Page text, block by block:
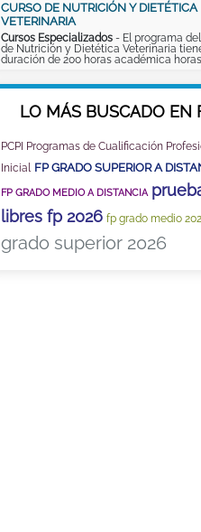
CURSO DE NUTRICIÓN Y DIETÉTICA
VETERINARIA
Cursos Especializados - El programa
de Nutrición y Dietética Veterinaria
duración de 200 horas académica horas
LO MÁS BUSCADO EN
PCPI Programas de Cualificación
Inicial FP GRADO SUPERIOR A
FP GRADO MEDIO A DISTANCIA
libres fp 2026 fp grado medio
grado superior 2026